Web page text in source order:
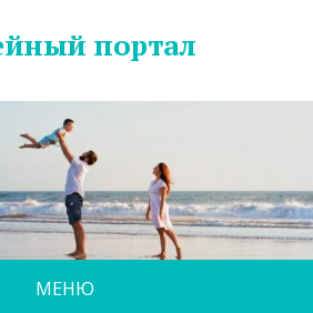
портал
МЕНЮ